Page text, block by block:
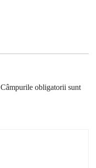
Câmpurile obligatorii sunt